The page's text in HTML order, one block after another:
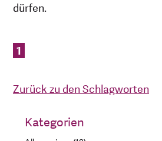
dürfen.
1
Zurück zu den Schlagworten
Kategorien